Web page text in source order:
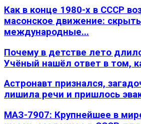
Как в конце 1980-х в СССР
масонское движение:
международные...
Почему в детстве лето
Учёный нашёл ответ в том,
Астронавт признался,
лишила речи и пришлось
МАЗ-7907: Крупнейшее в